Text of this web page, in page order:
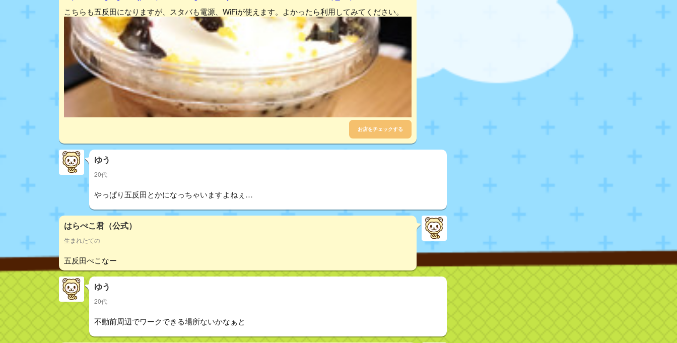
こちらも五反田になりますが、スタバも電源、WiFiが使えます。よかったら利用してみてください。
お店をチェックする
ゆう
20代
やっぱり五反田とかになっちゃいますよねぇ…
はらぺこ君（公式）
生まれたての
五反田ぺこなー
ゆう
20代
不動前周辺でワークできる場所ないかなぁと